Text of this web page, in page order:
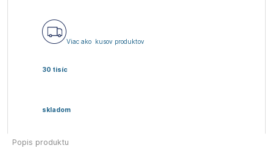
Viac ako
30 tisíc
kusov produktov
skladom
Popis produktu